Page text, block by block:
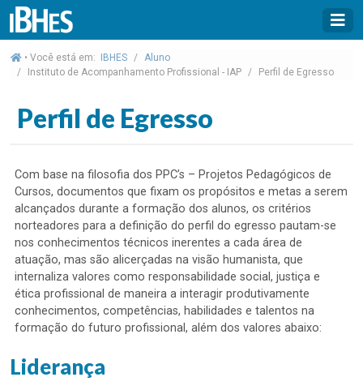
• Você está em: IBHES
Aluno
Instituto de Acompanhamento Profissional - IAP
Perfil de Egresso
Perfil de Egresso
Com base na filosofia dos PPC’s – Projetos Pedagógicos de
Cursos, documentos que fixam os propósitos e metas a serem
alcançados durante a formação dos alunos, os critérios
norteadores para a definição do perfil do egresso pautam-se
nos conhecimentos técnicos inerentes a cada área de
atuação, mas são alicerçadas na visão humanista, que
internaliza valores como responsabilidade social, justiça e
ética profissional de maneira a interagir produtivamente
conhecimentos, competências, habilidades e talentos na
formação do futuro profissional, além dos valores abaixo:
Liderança